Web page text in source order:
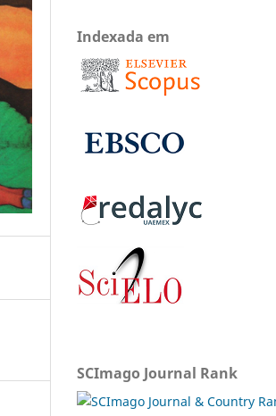
Indexada em
SCImago Journal Rank